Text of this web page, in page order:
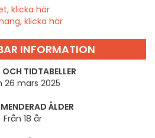
klicka här
klicka här
INFORMATION
TIDTABELLER
26 mars 2025
ÅLDER
Från 18 år